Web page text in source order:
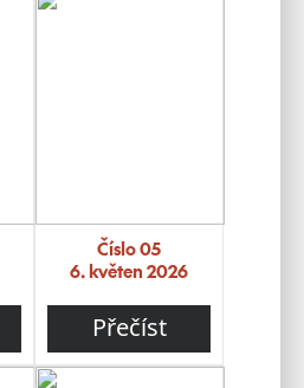
Číslo 05
6. květen 2026
Přečíst